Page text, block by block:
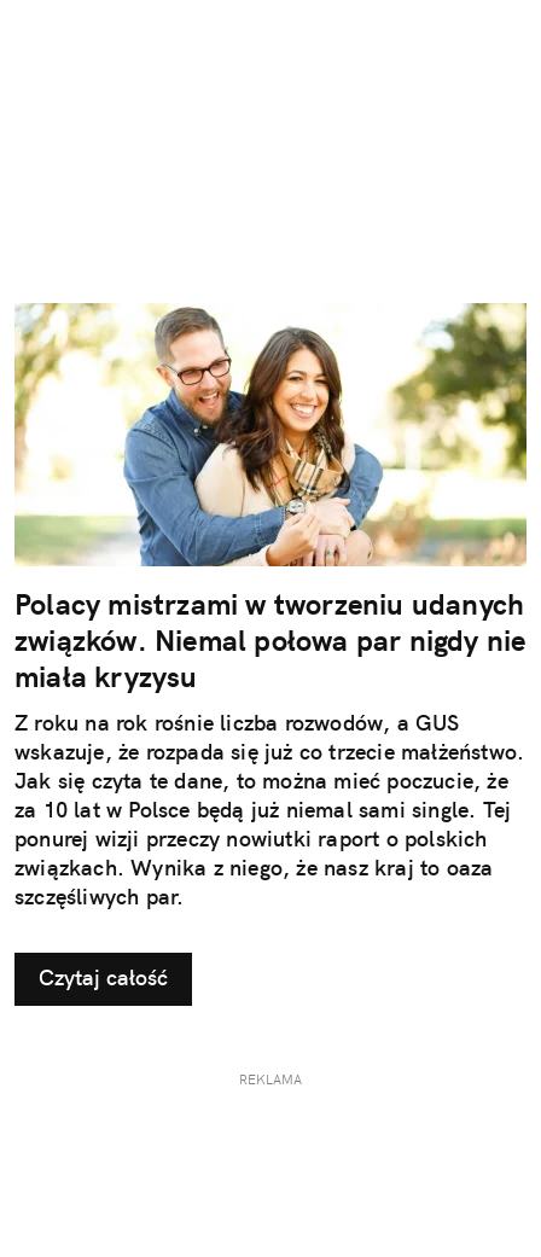
Polacy mistrzami w tworzeniu udanych
związków. Niemal połowa par nigdy nie
miała kryzysu
Z roku na rok rośnie liczba rozwodów, a GUS
wskazuje, że rozpada się już co trzecie małżeństwo.
Jak się czyta te dane, to można mieć poczucie, że
za 10 lat w Polsce będą już niemal sami single. Tej
ponurej wizji przeczy nowiutki raport o polskich
związkach. Wynika z niego, że nasz kraj to oaza
szczęśliwych par.
Czytaj całość
REKLAMA